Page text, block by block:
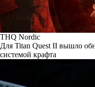
THQ Nordic
Для Titan Quest II вышло
системой крафта